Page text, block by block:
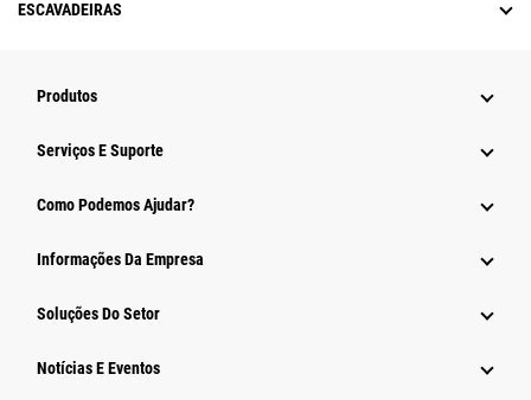
ESCAVADEIRAS
Produtos
Serviços E Suporte
Como Podemos Ajudar?
Informações Da Empresa
Soluções Do Setor
Notícias E Eventos